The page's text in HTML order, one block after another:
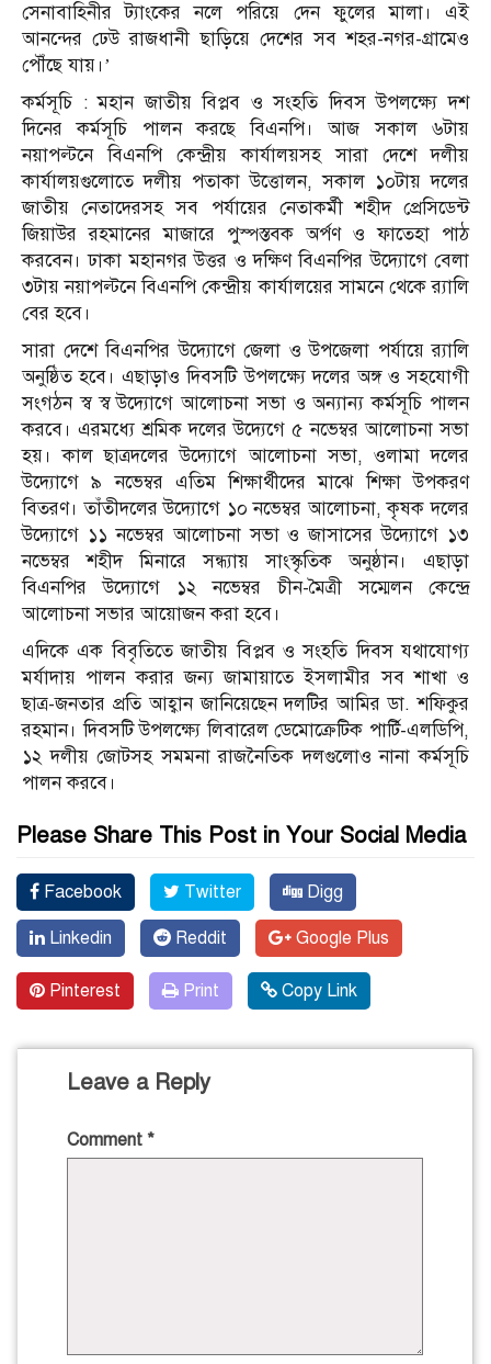
সেনাবাহিনীর ট্যাংকের নলে পরিয়ে দেন ফুলের মালা। এই
আনন্দের ঢেউ রাজধানী ছাড়িয়ে দেশের সব শহর-নগর-গ্রামেও
পৌঁছে যায়।’
কর্মসূচি : মহান জাতীয় বিপ্লব ও সংহতি দিবস উপলক্ষ্যে দশ
দিনের কর্মসূচি পালন করছে বিএনপি। আজ সকাল ৬টায়
নয়াপল্টনে বিএনপি কেন্দ্রীয় কার্যালয়সহ সারা দেশে দলীয়
কার্যালয়গুলোতে দলীয় পতাকা উত্তোলন, সকাল ১০টায় দলের
জাতীয় নেতাদেরসহ সব পর্যায়ের নেতাকর্মী শহীদ প্রেসিডেন্ট
জিয়াউর রহমানের মাজারে পুস্পস্তবক অর্পণ ও ফাতেহা পাঠ
করবেন। ঢাকা মহানগর উত্তর ও দক্ষিণ বিএনপির উদ্যোগে বেলা
৩টায় নয়াপল্টনে বিএনপি কেন্দ্রীয় কার্যালয়ের সামনে থেকে র‌্যালি
বের হবে।
সারা দেশে বিএনপির উদ্যোগে জেলা ও উপজেলা পর্যায়ে র‌্যালি
অনুষ্ঠিত হবে। এছাড়াও দিবসটি উপলক্ষ্যে দলের অঙ্গ ও সহযোগী
সংগঠন স্ব স্ব উদ্যোগে আলোচনা সভা ও অন্যান্য কর্মসূচি পালন
করবে। এরমধ্যে শ্রমিক দলের উদ্যেগে ৫ নভেম্বর আলোচনা সভা
হয়। কাল ছাত্রদলের উদ্যোগে আলোচনা সভা, ওলামা দলের
উদ্যোগে ৯ নভেম্বর এতিম শিক্ষার্থীদের মাঝে শিক্ষা উপকরণ
বিতরণ। তাঁতীদলের উদ্যোগে ১০ নভেম্বর আলোচনা, কৃষক দলের
উদ্যোগে ১১ নভেম্বর আলোচনা সভা ও জাসাসের উদ্যোগে ১৩
নভেম্বর শহীদ মিনারে সন্ধ্যায় সাংস্কৃতিক অনুষ্ঠান। এছাড়া
বিএনপির উদ্যোগে ১২ নভেম্বর চীন-মৈত্রী সম্মেলন কেন্দ্রে
আলোচনা সভার আয়োজন করা হবে।
এদিকে এক বিবৃতিতে জাতীয় বিপ্লব ও সংহতি দিবস যথাযোগ্য
মর্যাদায় পালন করার জন্য জামায়াতে ইসলামীর সব শাখা ও
ছাত্র-জনতার প্রতি আহ্বান জানিয়েছেন দলটির আমির ডা. শফিকুর
রহমান। দিবসটি উপলক্ষ্যে লিবারেল ডেমোক্রেটিক পার্টি-এলডিপি,
১২ দলীয় জোটসহ সমমনা রাজনৈতিক দলগুলোও নানা কর্মসূচি
পালন করবে।
Please Share This Post in Your Social Media
Facebook Twitter Digg
Linkedin Reddit Google Plus
Pinterest Print Copy Link
Leave a Reply
Comment *